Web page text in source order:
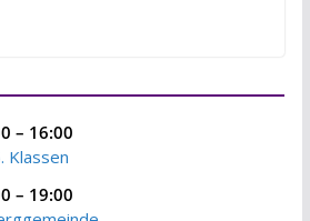
– 16:00
Klassen
– 19:00